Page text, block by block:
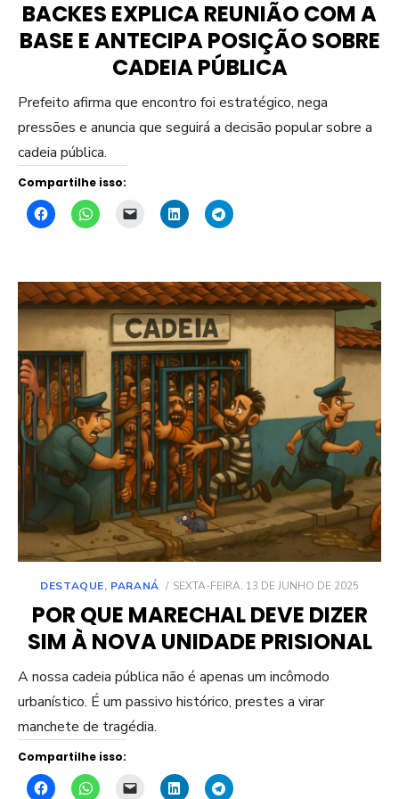
BACKES EXPLICA REUNIÃO COM A
BASE E ANTECIPA POSIÇÃO SOBRE
CADEIA PÚBLICA
Prefeito afirma que encontro foi estratégico, nega
pressões e anuncia que seguirá a decisão popular sobre a
cadeia pública.
Compartilhe isso:
DESTAQUE, PARANÁ
POSTED
SEXTA-FEIRA, 13 DE JUNHO DE 2025
POR QUE MARECHAL DEVE DIZER
SIM À NOVA UNIDADE PRISIONAL
A nossa cadeia pública não é apenas um incômodo
urbanístico. É um passivo histórico, prestes a virar
manchete de tragédia.
Compartilhe isso: